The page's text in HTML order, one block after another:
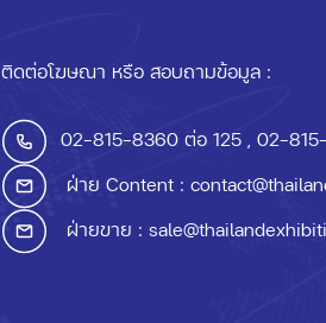
ติดต่อโฆษณา หรือ สอบถามข้อมูล :
02-815-8360 ต่อ 125 , 02-
ฝ่าย Content :
ฝ่ายขาย :